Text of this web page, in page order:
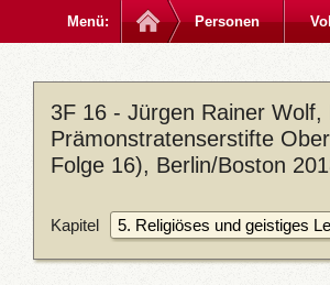
Menü: Personen
3F 16 - Jürgen Rainer
Prämonstratenserstifte
Folge 16), Berlin/Boston
Kapitel